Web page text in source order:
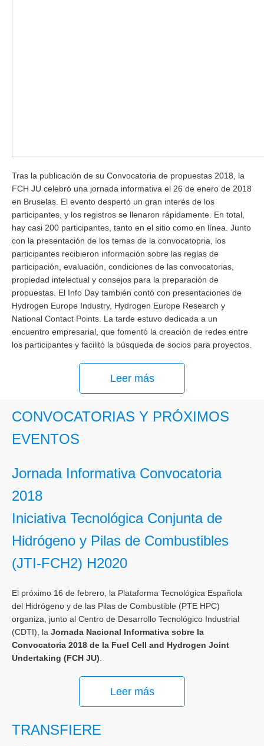
Tras la publicación de su Convocatoria de propuestas 2018, la
FCH JU celebró una jornada informativa el 26 de enero de 2018
en Bruselas. El evento despertó un gran interés de los
participantes, y los registros se llenaron rápidamente. En total,
hay casi 200 participantes, tanto en el sitio como en línea. Junto
con la presentación de los temas de la convocatopria, los
participantes recibieron información sobre las reglas de
participación, evaluación, condiciones de las convocatorias,
propiedad intelectual y consejos para la preparación de
propuestas. El Info Day también contó con presentaciones de
Hydrogen Europe Industry, Hydrogen Europe Research y
National Contact Points. La tarde estuvo dedicada a un
encuentro empresarial, que fomentó la creación de redes entre
los participantes y facilitó la búsqueda de socios para proyectos.
Leer más
CONVOCATORIAS Y PRÓXIMOS
EVENTOS
Jornada Informativa Convocatoria
2018
Iniciativa Tecnológica Conjunta de
Hidrógeno y Pilas de Combustibles
(JTI-FCH2) H2020
El próximo 16 de febrero, la Plataforma Tecnológica Española
del Hidrógeno y de las Pilas de Combustible (PTE HPC)
organiza, junto al Centro de Desarrollo Tecnológico Industrial
(CDTI), la Jornada Nacional Informativa sobre la
Convocatoria 2018 de la Fuel Cell and Hydrogen Joint
Undertaking (FCH JU)
Leer más
TRANSFIERE